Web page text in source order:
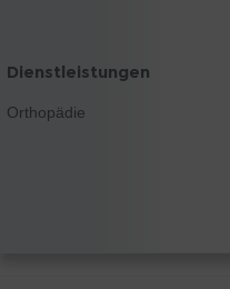
Dienstleistungen
Orthopädie